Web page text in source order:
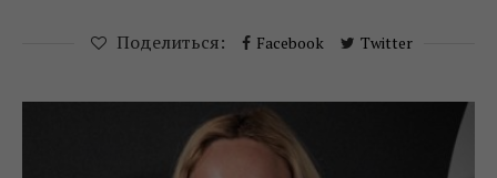
Поделиться: Facebook Twitter